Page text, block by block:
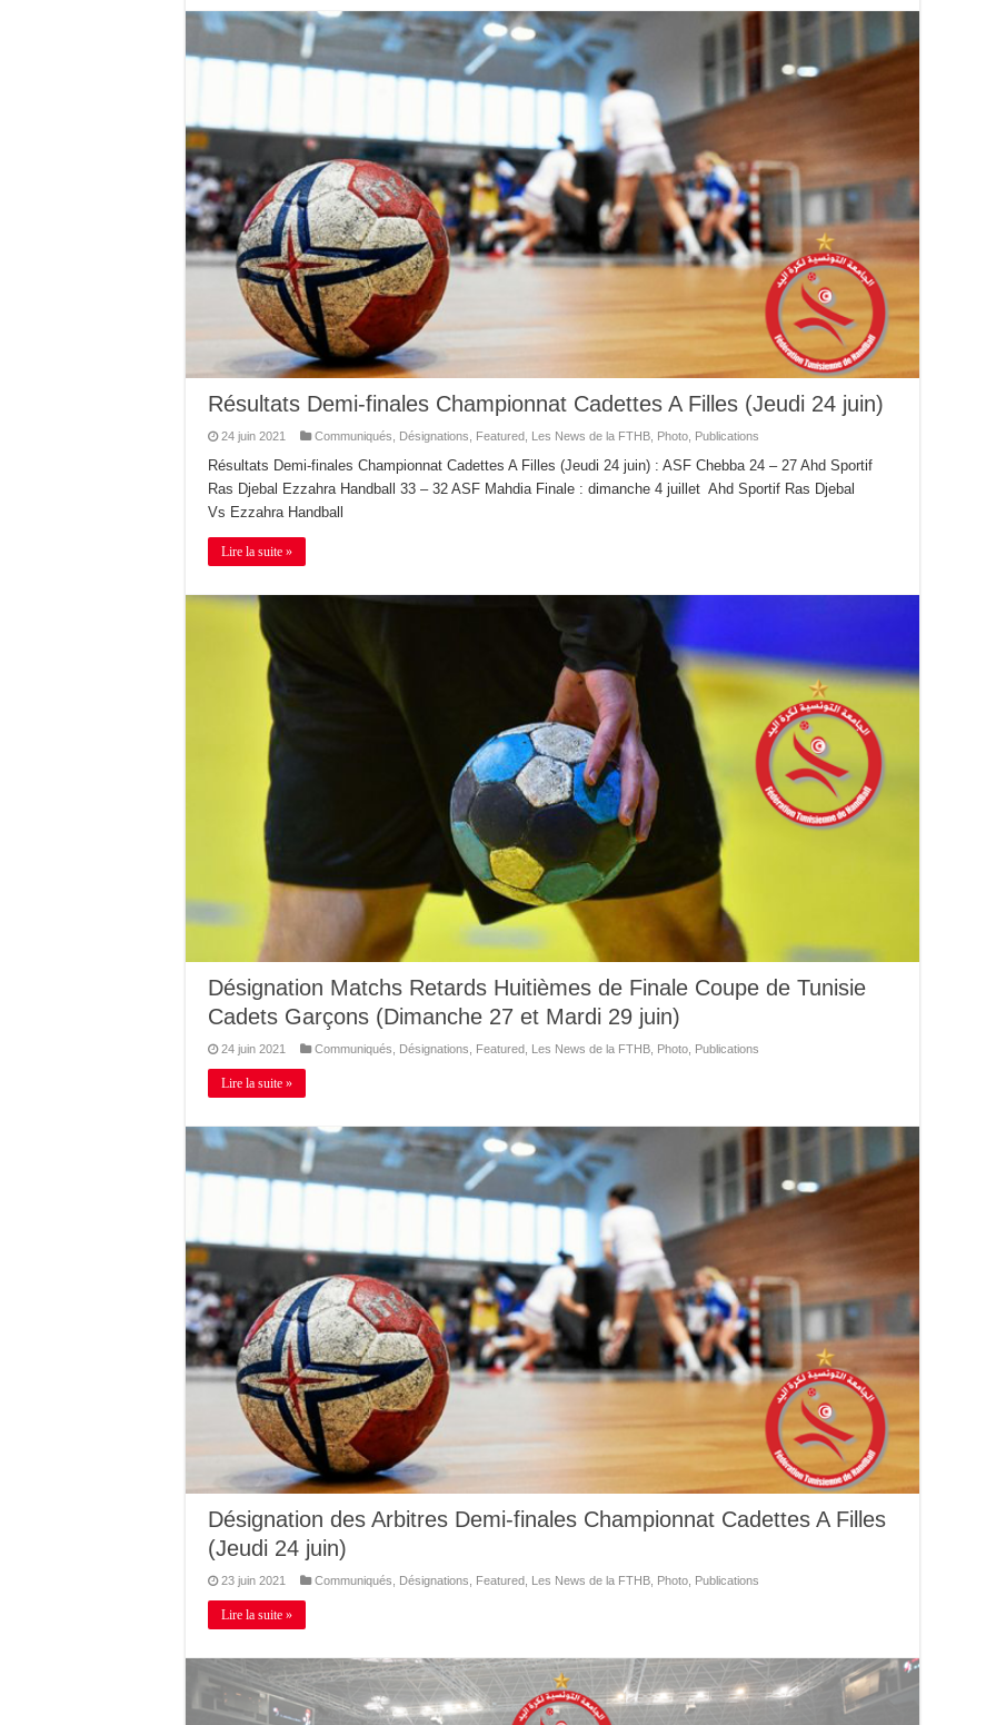
Résultats Demi-finales Championnat Cadettes A Filles (Jeudi 24 juin)
24 juin 2021 Communiqués Désignations Featured Les News de la FTHB Photo Publications
Résultats Demi-finales Championnat Cadettes A Filles (Jeudi 24 juin) : ASF Chebba 24 – 27 Ahd Sportif
Ras Djebal Ezzahra Handball 33 – 32 ASF Mahdia Finale : dimanche 4 juillet Ahd Sportif Ras Djebal
Vs Ezzahra Handball
Lire la suite »
Désignation Matchs Retards Huitièmes de Finale Coupe de Tunisie
Cadets Garçons (Dimanche 27 et Mardi 29 juin)
24 juin 2021 Communiqués Désignations Featured Les News de la FTHB Photo Publications
Lire la suite »
Désignation des Arbitres Demi-finales Championnat Cadettes A Filles
(Jeudi 24 juin)
23 juin 2021 Communiqués Désignations Featured Les News de la FTHB Photo Publications
Lire la suite »